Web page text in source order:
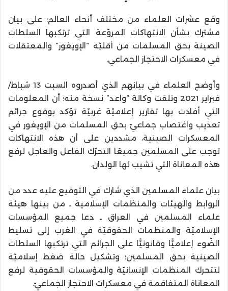
وقع عشرات العلماء من مختلف أنحاء العالم؛ على بيان
مشترك بشأن الانتهاكات المروّعة التي ترتكبها السلطات
الصينة بحق المسلمات من أقليّة “الإويغور” والمعتقلات
في معسكرات الاحتجاز الجماعي.
وأوضح العلماء في بيانهم الذي أصدروه السبت 13 شباط/
فبراير 2021 وتلقت وكالة “واعد” نسخة منه؛ أن المعلومات
التي أفادت بها تقارير إعلاميّة غربيّة تؤكد بوقوع جرائم
تعذيب واغتصاب جماعيّ بحق المسلمات من الإويغور في
المعسكرات الصينية، مشددين على أن هذه الانتهاكات
توجب على المسلمين جميعًا التحرّك الفاعل والعاجل لرفع
هذه المعاناة التي تشيب لها الولدان.
بيان علماء المسلمين الذي شارك في التوقيع عليه عدد من
الروابط والهيئات والمنظمات الإسلامية ـ من بينها هيئة
علماء المسلمين في العراق ـ دعا جميع المؤسسات
الإسلاميّة والمنظمات الحقوقيّة في الغرب إلى تسليط
الضّوء إعلاميًّا وقانونيًّا على الجرائم التي ترتكبها السلطات
الصينية بحق المسلمين؛ وتشكيل حالة ضغط إسلاميّة
لتتحرك المنظمات الإنسانيّة والمؤسسات الحقوقية لرفع
المعاناة المتفاقمة في معسكرات الاحتجاز الجماعيّ.